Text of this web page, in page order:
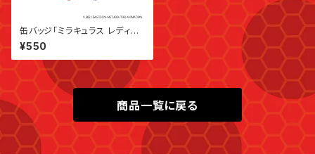
缶バッジ「ミラキュラス レディバ
グ＆シャノワール」07/ブラインド
(全10種)(公式イラスト)
¥550
商品一覧に戻る